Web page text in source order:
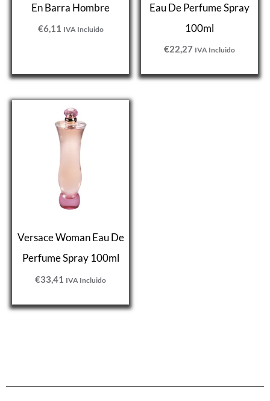
En Barra Hombre
€6,11 IVA Incluido
Eau De Perfume Spray
100ml
€22,27 IVA Incluido
Versace Woman Eau De
Perfume Spray 100ml
€33,41 IVA Incluido